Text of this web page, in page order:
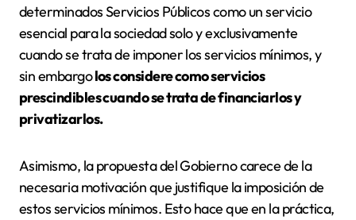
determinados Servicios Públicos como un servicio
esencial para la sociedad solo y exclusivamente
cuando se trata de imponer los servicios mínimos, y
sin embargolos considere como servicios
prescindibles cuando se trata de financiarlos y
privatizarlos.
Asimismo, la propuesta del Gobierno carece de la
necesaria motivación que justifique la imposición de
estos servicios mínimos. Esto hace que en la práctica,